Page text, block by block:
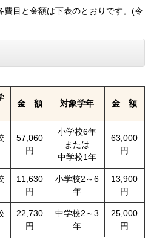
費目と金額は下表のとおりです。(令
金 額 対象学年 金 額
57,060
円
小学校6年
または
中学校1年
63,000
円
11,630
円
小学校2～6
年
13,900
円
22,730
円
中学校2～3
年
25,000
円